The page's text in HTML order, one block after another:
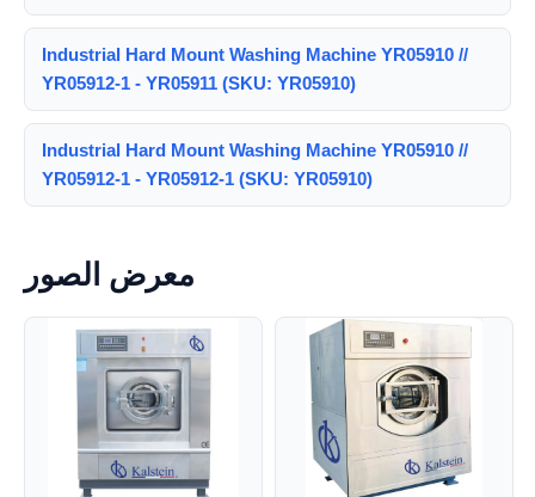
Industrial Hard Mount Washing Machine YR05910 //
YR05912-1 - YR05911 (SKU: YR05910)
Industrial Hard Mount Washing Machine YR05910 //
YR05912-1 - YR05912-1 (SKU: YR05910)
معرض الصور